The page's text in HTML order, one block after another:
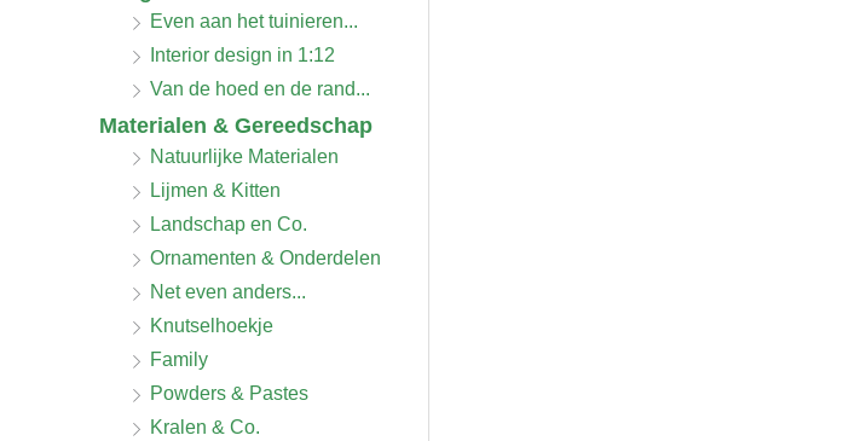
Even aan het tuinieren...
Interior design in 1:12
Van de hoed en de rand...
Materialen & Gereedschap
Natuurlijke Materialen
Lijmen & Kitten
Landschap en Co.
Ornamenten & Onderdelen
Net even anders...
Knutselhoekje
Family
Powders & Pastes
Kralen & Co.